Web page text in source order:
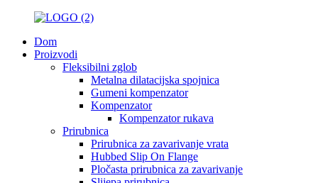
Dom
Proizvodi
Fleksibilni zglob
Metalna dilatacijska spojnica
Gumeni kompenzator
Kompenzator
Kompenzator rukava
Prirubnica
Prirubnica za zavarivanje vrata
Hubbed Slip On Flange
Pločasta prirubnica za zavarivanje